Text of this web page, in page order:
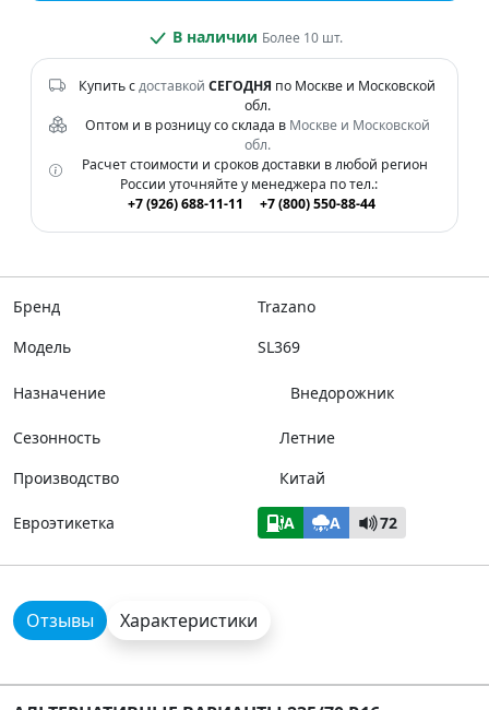
В наличии Более 10 шт.
Купить сдоставкой СЕГОДНЯ по Москве и Московской
обл.
Оптом и в розницу со склада в Москве и Московской
обл.
Расчет стоимости и сроков доставки в любой регион
России уточняйте у менеджера по тел.:
+7 (926) 688-11-11
+7 (800) 550-88-44
Бренд
Trazano
Модель
SL369
Назначение Внедорожник
Сезонность
Летние
Производство
Китай
Евроэтикетка A A 72
Отзывы Характеристики